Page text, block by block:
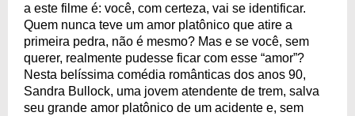
a este filme é: você, com certeza, vai se identificar.
Quem nunca teve um amor platônico que atire a
primeira pedra, não é mesmo? Mas e se você, sem
querer, realmente pudesse ficar com esse “amor”?
Nesta belíssima comédia românticas dos anos 90,
Sandra Bullock, uma jovem atendente de trem, salva
seu grande amor platônico de um acidente e, sem